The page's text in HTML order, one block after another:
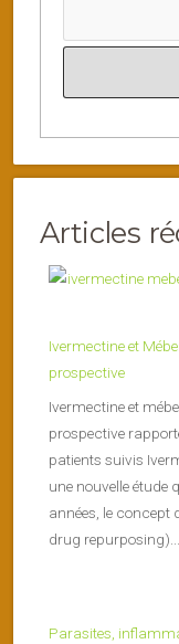
Articles
Ivermectine et
prospective
Ivermectine et
prospective
patients suivis
une nouvelle étude
années, le concept
drug repurposing)...
Parasites,